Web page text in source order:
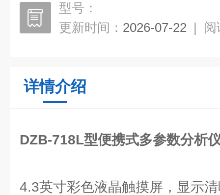
型号：
更新时间： 2026-07-22 | 阅
详情介绍
DZB-718L型便携式多参数分析
4.3英寸彩色液晶触摸屏，显示